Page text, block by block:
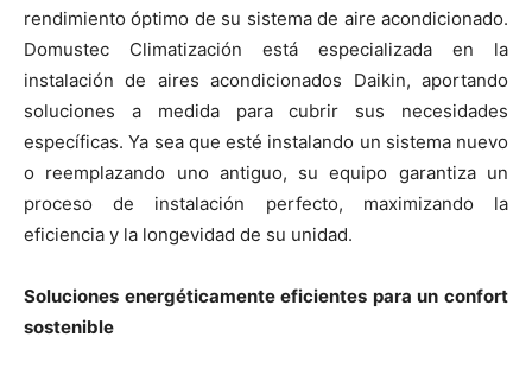
rendimiento óptimo de su sistema de aire acondicionado.
Domustec Climatización está especializada en la
instalación de aires acondicionados Daikin, aportando
soluciones a medida para cubrir sus necesidades
específicas. Ya sea que esté instalando un sistema nuevo
o reemplazando uno antiguo, su equipo garantiza un
proceso de instalación perfecto, maximizando la
eficiencia y la longevidad de su unidad.
Soluciones energéticamente eficientes para un confort
sostenible